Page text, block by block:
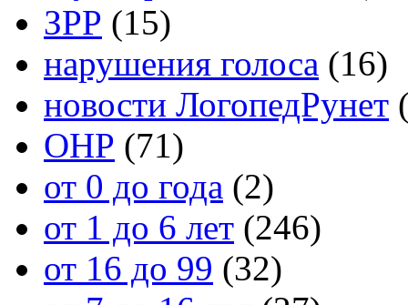
ЗРР (15)
нарушения голоса (16)
новости ЛогопедРунет
ОНР (71)
от 0 до года (2)
от 1 до 6 лет (246)
от 16 до 99 (32)